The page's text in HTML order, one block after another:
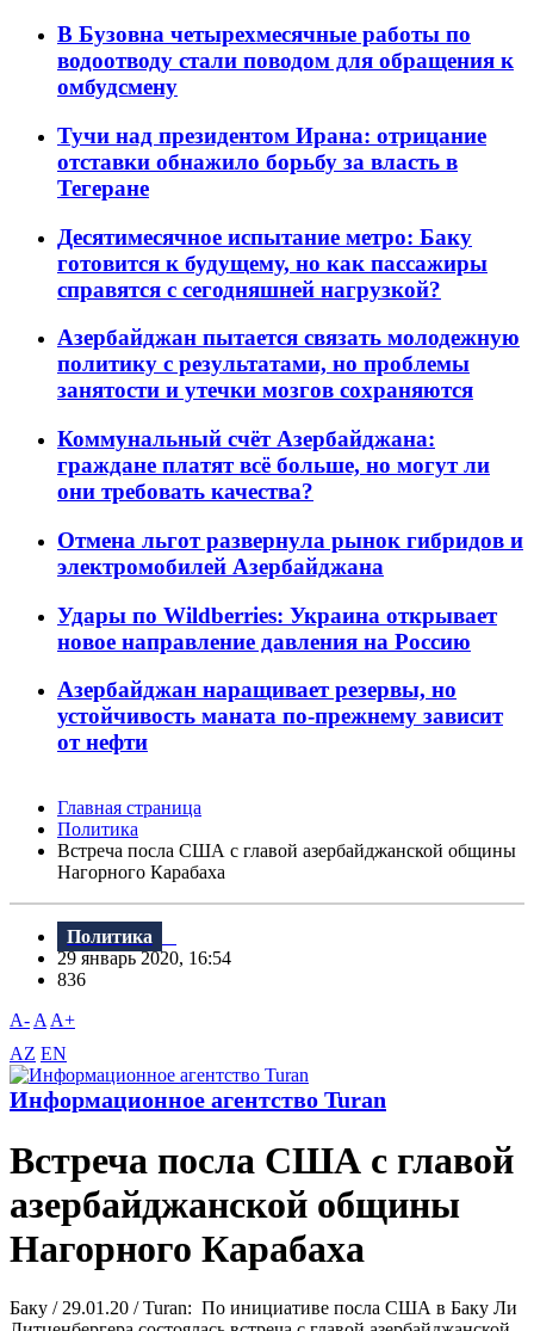
В Бузовна четырехмесячные работы по
водоотводу стали поводом для обращения к
омбудсмену
Тучи над президентом Ирана: отрицание
отставки обнажило борьбу за власть в
Тегеране
Десятимесячное испытание метро: Баку
готовится к будущему, но как пассажиры
справятся с сегодняшней нагрузкой?
Азербайджан пытается связать молодежную
политику с результатами, но проблемы
занятости и утечки мозгов сохраняются
Коммунальный счёт Азербайджана:
граждане платят всё больше, но могут ли
они требовать качества?
Отмена льгот развернула рынок гибридов и
электромобилей Азербайджана
Удары по Wildberries: Украина открывает
новое направление давления на Россию
Азербайджан наращивает резервы, но
устойчивость маната по-прежнему зависит
от нефти
Главная страница
Политика
Встреча посла США с главой азербайджанской общины
Нагорного Карабаха
Политика
29 январь 2020, 16:54
836
A- A A+
AZ EN
Информационное агентство Turan
Встреча посла США с главой
азербайджанской общины
Нагорного Карабаха
Баку / 29.01.20 / Turan: По инициативе посла США в Баку Ли